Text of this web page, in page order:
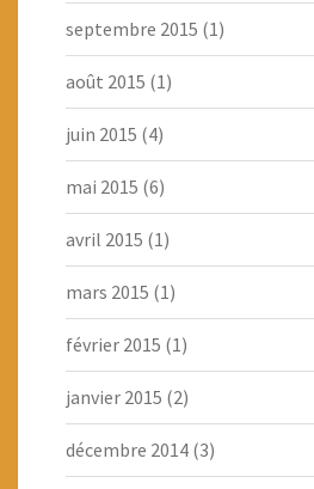
septembre 2015 (1)
août 2015 (1)
juin 2015 (4)
mai 2015 (6)
avril 2015 (1)
mars 2015 (1)
février 2015 (1)
janvier 2015 (2)
décembre 2014 (3)